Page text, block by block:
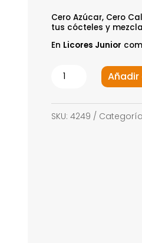
Cero Azúcar, Cero
tus cócteles y
En Licores Junior
Agua
Kling
SKU: 4249